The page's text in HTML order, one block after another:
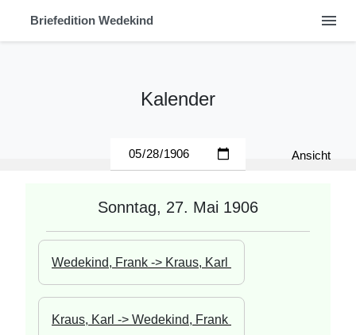
Briefedition Wedekind menu
Kalender
Ansicht
Sonntag, 27. Mai 1906
Wedekind, Frank -> Kraus, Karl
Kraus, Karl -> Wedekind, Frank